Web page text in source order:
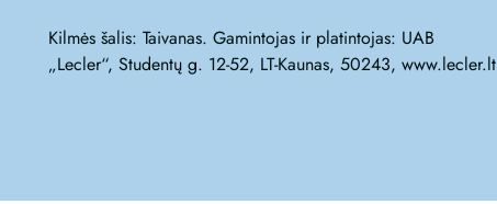
Kilmės šalis: Taivanas. Gamintojas ir platintojas: UAB
„Lecler“, Studentų g. 12-52, LT-Kaunas, 50243, www.lecler.lt